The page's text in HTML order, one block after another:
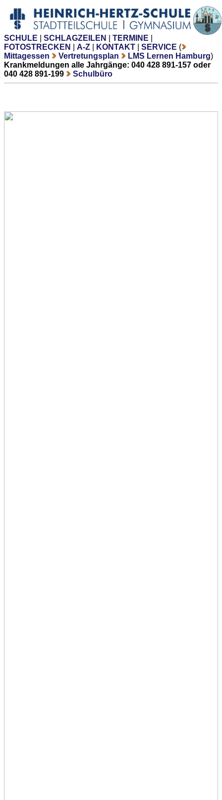
SCHULE SCHLAGZEILEN TERMINE
FOTOSTRECKEN
A-Z KONTAKT SERVICE (
Mittagessen
Vertretungsplan LMS Lernen Hamburg)
Krankmeldungen alle Jahrgänge: 040 428 891-157 oder
040 428 891-199
Schulbüro